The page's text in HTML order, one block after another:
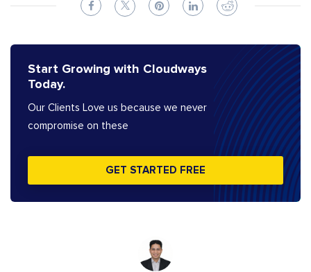
Start Growing with Cloudways
Today.
Our Clients Love us because we never
compromise on these
GET STARTED FREE